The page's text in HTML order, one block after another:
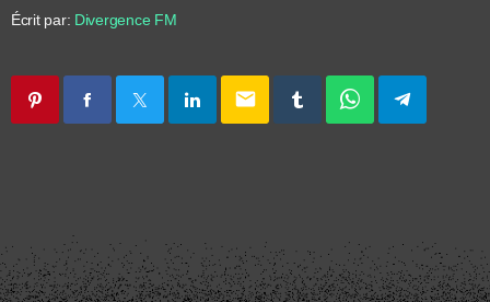
Écrit par: Divergence FM
email